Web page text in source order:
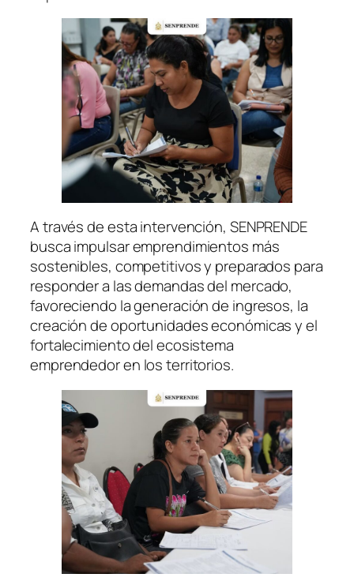
A través de esta intervención, SENPRENDE
busca impulsar emprendimientos más
sostenibles, competitivos y preparados para
responder a las demandas del mercado,
favoreciendo la generación de ingresos, la
creación de oportunidades económicas y el
fortalecimiento del ecosistema
emprendedor en los territorios.